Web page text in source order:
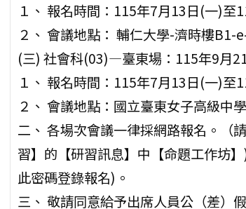
１、 報名時間：115年7月13日(一)至
２、 會議地點： 輔仁大學-濟時樓B1-
(三) 社會科(03)—臺東場：115年9月
１、 報名時間：115年7月13日(一)至
２、 會議地點：國立臺東女子高級中
二、 各場次會議一律採網路報名。
習】的【研習訊息】中【命題工作坊
此密碼登錄報名)。
三、 敬請同意給予出席人員公（差）